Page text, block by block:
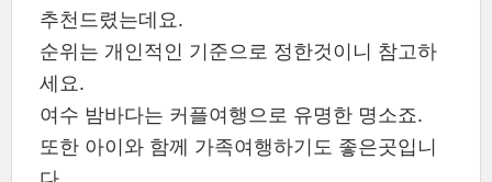
추천드렸는데요.
순위는 개인적인 기준으로 정한것이니 참고하
세요.
여수 밤바다는 커플여행으로 유명한 명소죠.
또한 아이와 함께 가족여행하기도 좋은곳입니